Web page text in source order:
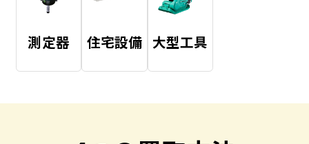
測定器 住宅設備 大型工具